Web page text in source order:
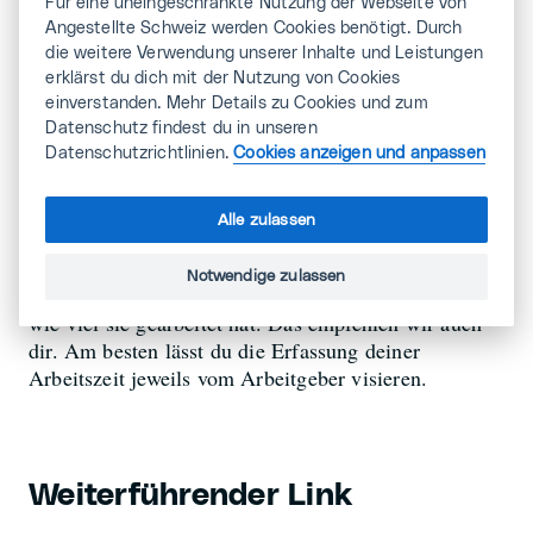
Allenfalls kann er mit ihr auch vereinbaren, dass sie
Überzeitstunden mit Freizeit kompensiert.
Mara ist zu raten, alle bisher geleisteten
Überzeitstunden zusammenzustellen und den Lohn
dafür beim Arbeitgeber einzufordern. Bekommt sie
Schwierigkeiten damit, kann sie auf die
Unterstützung des Rechtsdienst von Angestellte
Mara hat übrigens gut daran getan, die Arbeitszeit
wie viel sie gearbeitet hat. Das empfehlen wir auch
dir. Am besten lässt du die Erfassung deiner
Arbeitszeit jeweils vom Arbeitgeber visieren.
Weiterführender Link
Angestellte Schweiz werden Cookies benötigt. Durch
die weitere Verwendung unserer Inhalte und Leistungen
erklärst du dich mit der Nutzung von Cookies
einverstanden. Mehr Details zu Cookies und zum
Datenschutz findest du in unseren
Datenschutzrichtlinien.Cookies anzeigen und anpassen
Alle zulassen
Notwendige zulassen